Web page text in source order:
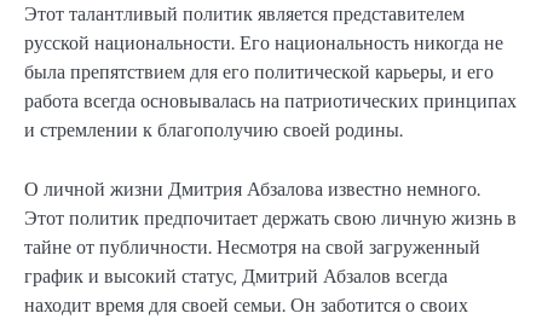
Этот талантливый политик является представителем
русской национальности. Его национальность никогда не
была препятствием для его политической карьеры, и его
работа всегда основывалась на патриотических принципах
и стремлении к благополучию своей родины.
О личной жизни Дмитрия Абзалова известно немного.
Этот политик предпочитает держать свою личную жизнь в
тайне от публичности. Несмотря на свой загруженный
график и высокий статус, Дмитрий Абзалов всегда
находит время для своей семьи. Он заботится о своих